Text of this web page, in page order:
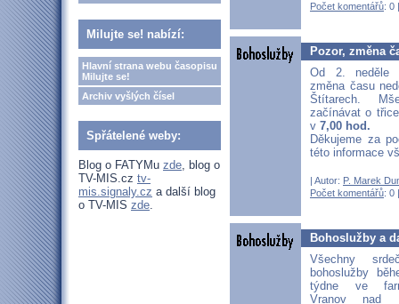
Milujte se! nabízí:
Hlavní strana webu časopisu
Milujte se!
Archiv vyšlých čísel
Spřátelené weby:
Blog o FATYMu zde, blog o
TV-MIS.cz tv-
mis.signaly.cz a další blog
o TV-MIS zde.
Počet komentářů: 0
Pozor, změna
Od 2. neděle
změna času
Štítarech.
začínávat o
v 7,00 hod.
Děkujeme za
této informace
| Autor: P. Marek
Počet komentářů: 0
Bohoslužby a
Všechny
bohoslužby
týdne ve
Vranov nad